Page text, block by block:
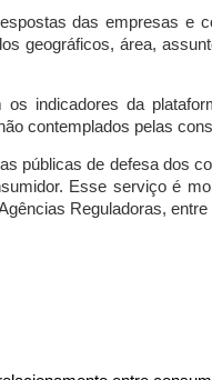
das empresas e
geográficos, área,
indicadores da
contemplados pelas
públicas de defesa dos
Esse serviço é
Reguladoras,